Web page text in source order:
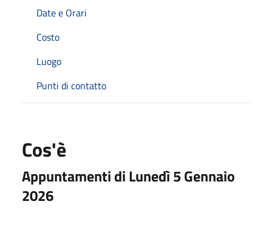
Date e Orari
Costo
Luogo
Punti di contatto
Cos'è
Appuntamenti di Lunedì 5 Gennaio
2026